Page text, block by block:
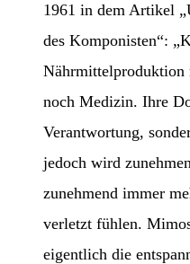
1961 in dem Artikel
des Komponisten“:
Nährmittelproduktion
noch Medizin. Ihre
Verantwortung,
jedoch wird
zunehmend immer
verletzt fühlen.
eigentlich die